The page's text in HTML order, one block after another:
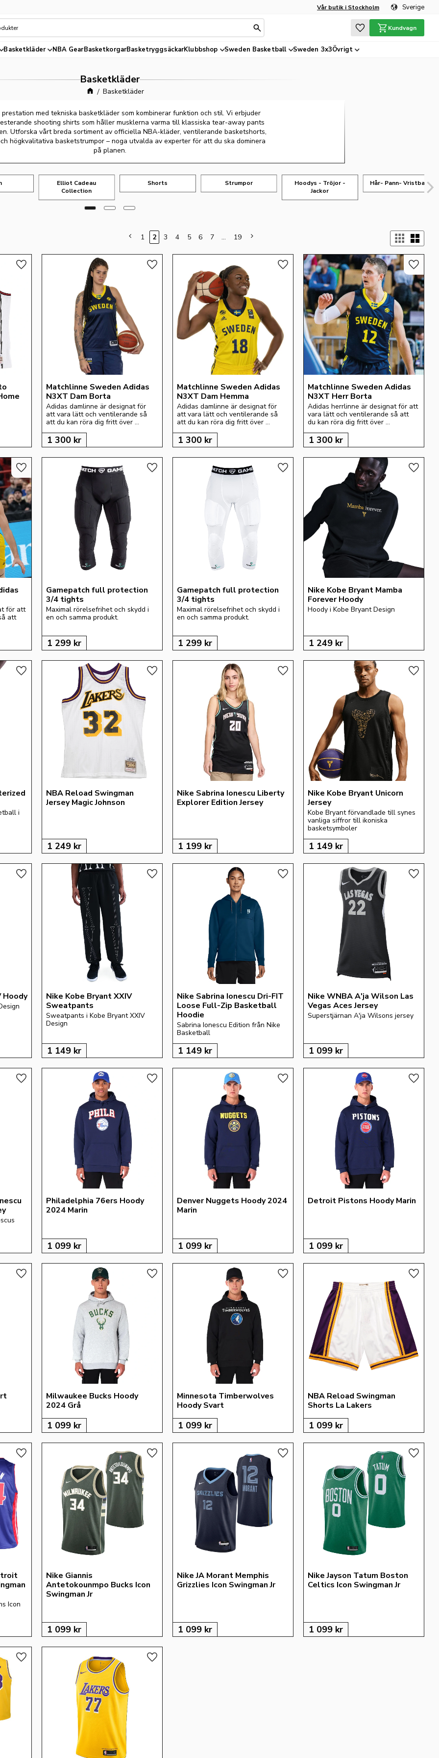
Vår butik i Stockholm Sverige
Favoriter
Kundvagn
Basketkläder NBA GearBasketkorgarBasketryggsäckarKlubbshop Sweden Basketball Sweden 3x3Övrigt
Basketkläder
Basketkläder
prestation med tekniska basketkläder som kombinerar funktion och stil. Vi erbjuder
shooting shirts som håller musklerna varma till klassiska tear-away pants
Utforska vårt breda sortiment av officiella NBA-kläder, ventilerande basketshorts,
högkvalitativa basketstrumpor – noga utvalda av experter för att du ska dominera
på planen.
Elliot Cadeau
Collection
Shorts Strumpor
Hoodys - Tröjor -
Jackor
Hår- Pann- Vristband
1 2 3 4 5 6 7 ... 19
Lägg till i favoriter
Matchlinne Sweden Adidas
N3XT Dam Borta
Adidas damlinne är designat för
att vara lätt och ventilerande så
att du kan röra dig fritt över
1 300 kr
Lägg till i favoriter
Matchlinne Sweden Adidas
N3XT Dam Hemma
Adidas damlinne är designat för
att vara lätt och ventilerande så
att du kan röra dig fritt över
1 300 kr
Lägg till i favoriter
Matchlinne Sweden Adidas
N3XT Herr Borta
Adidas herrlinne är designat för att
vara lätt och ventilerande så att
du kan röra dig fritt över
1 300 kr
Lägg
för att
att
Lägg till i favoriter
Gamepatch full protection
3/4 tights
Maximal rörelsefrihet och skydd i
en och samma produkt.
1 299 kr
Lägg till i favoriter
Gamepatch full protection
3/4 tights
Maximal rörelsefrihet och skydd i
en och samma produkt.
1 299 kr
Lägg till i favoriter
Nike Kobe Bryant Mamba
Forever Hoody
Hoody i Kobe Bryant Design
1 249 kr
Lägg
i
Lägg till i favoriter
NBA Reload Swingman
Jersey Magic Johnson
1 249 kr
Lägg till i favoriter
Nike Sabrina Ionescu Liberty
Explorer Edition Jersey
1 199 kr
Lägg till i favoriter
Nike Kobe Bryant Unicorn
Jersey
Kobe Bryant förvandlade till synes
vanliga siffror till ikoniska
basketsymboler
1 149 kr
Lägg
Hoody
Lägg till i favoriter
Nike Kobe Bryant XXIV
Sweatpants
Sweatpants i Kobe Bryant XXIV
Design
1 149 kr
Lägg till i favoriter
Nike Sabrina Ionescu Dri-FIT
Loose Full-Zip Basketball
Hoodie
Sabrina Ionescu Edition från Nike
Basketball
1 149 kr
Lägg till i favoriter
Nike WNBA A'ja Wilson Las
Vegas Aces Jersey
Superstjärnan A'ja Wilsons jersey
1 099 kr
Lägg
Lägg till i favoriter
Philadelphia 76ers Hoody
2024 Marin
1 099 kr
Lägg till i favoriter
Denver Nuggets Hoody 2024
Marin
1 099 kr
Lägg till i favoriter
Detroit Pistons Hoody Marin
1 099 kr
Lägg
Lägg till i favoriter
Milwaukee Bucks Hoody
2024 Grå
1 099 kr
Lägg till i favoriter
Minnesota Timberwolves
Hoody Svart
1 099 kr
Lägg till i favoriter
NBA Reload Swingman
Shorts La Lakers
1 099 kr
Lägg
Icon
Lägg till i favoriter
Nike Giannis
Antetokounmpo Bucks Icon
Swingman Jr
1 099 kr
Lägg till i favoriter
Nike JA Morant Memphis
Grizzlies Icon Swingman Jr
1 099 kr
Lägg till i favoriter
Nike Jayson Tatum Boston
Celtics Icon Swingman Jr
1 099 kr
Lägg
Lägg till i favoriter Lägg till i favoriter